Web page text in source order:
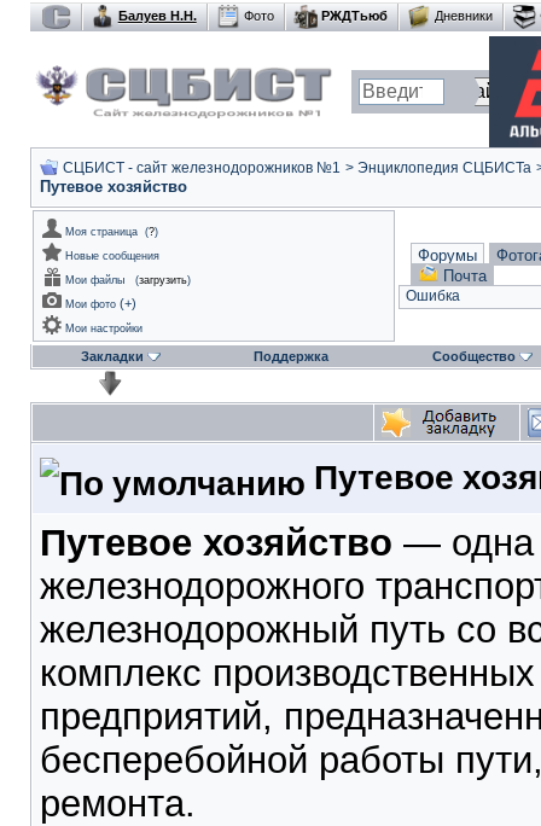
Балуев Н.Н. Фото РЖДТьюб Дневники
СЦБИСТ - сайт железнодорожников №1 > Энциклопедия СЦБИСТа
Путевое хозяйство
Моя страница (?)
Новые сообщения
Мои файлы
(загрузить)
Мои фото (+)
Мои настройки
Форумы
Почта
Ошибка
Закладки Поддержка Сообщество
Путевое
Путевое хозяйство — одна
железнодорожного
железнодорожный путь со
комплекс
предприятий,
бесперебойной работы
ремонта.